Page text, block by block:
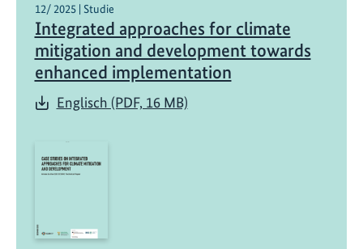
12/ 2025 | Studie
Integrated approaches for climate
mitigation and development towards
enhanced implementation
Englisch (PDF, 16 MB)